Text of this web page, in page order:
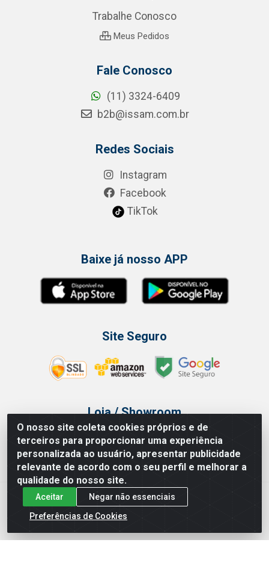
O nosso site coleta cookies próprios e de
terceiros para proporcionar uma experiência
personalizada ao usuário, apresentar publicidade
relevante de acordo com o seu perfil e melhorar a
qualidade do nosso site.
Aceitar
Negar não essenciais
Preferências de Cookies
Trabalhe Conosco
Meus Pedidos
Fale Conosco
(11) 3324-6409
b2b@issam.com.br
Redes Sociais
Instagram
Facebook
TikTok
Baixe já nosso APP
Site Seguro
Loja / Showroom
Tel.: (11) 3314 6400
Av Vautier, 468 - Pari - São Paulo/SP
Issam Importação e Exportação LTDA - Av. Vautier, 468 - Pari, São
Paulo/ SP - CEP 03032-000 - CNPJ 00.327.385/0003-68